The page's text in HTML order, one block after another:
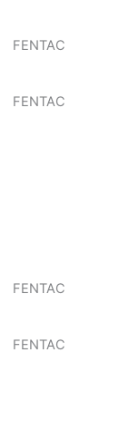
FENTAC
FENTAC
FENTAC
FENTAC